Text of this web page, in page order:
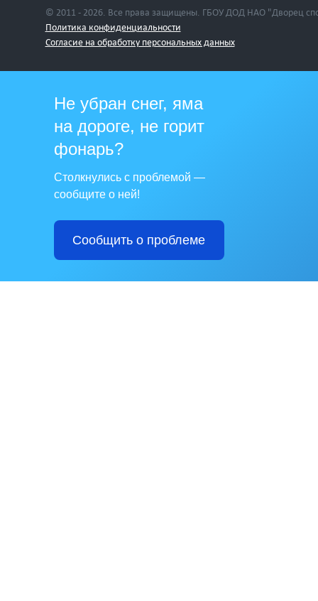
© 2011 - 2026. Все права защищены. ГБОУ ДОД НАО "Дворец
Политика конфиденциальности
Cогласие на обработку персональных данных
Не убран снег, яма
на дороге, не горит
фонарь?
Столкнулись с проблемой —
сообщите о ней!
Сообщить о проблеме